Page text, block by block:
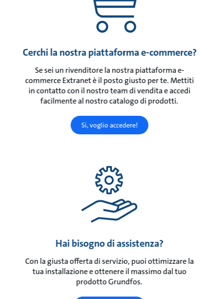
Cerchi la nostra piattaforma e-commerce?
Se sei un rivenditore la nostra piattaforma e-
commerce Extranet è il posto giusto per te. Mettiti
in contatto con il nostro team di vendita e accedi
facilmente al nostro catalogo di prodotti.
Sì, voglio accedere!
Hai bisogno di assistenza?
Con la giusta offerta di servizio, puoi ottimizzare la
tua installazione e ottenere il massimo dal tuo
prodotto Grundfos.